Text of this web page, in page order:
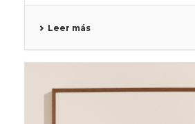
Leer más